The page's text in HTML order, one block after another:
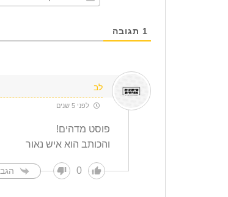
1 תגובה
לב
לפני 5 שנים
פוסט מדהים!
והכותב הוא איש נאור
0 הגב